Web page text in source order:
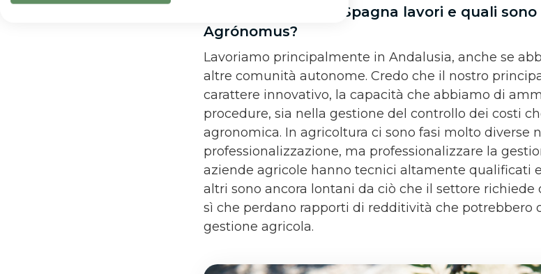
In quali zone della Spagna lavori e quali
Agrónomus?
Lavoriamo principalmente in Andalusia, anche se
altre comunità autonome. Credo che il nostro
carattere innovativo, la capacità che abbiamo di
procedure, sia nella gestione del controllo dei costi
agronomica. In agricoltura ci sono fasi molto diverse
professionalizzazione, ma professionalizzare la
aziende agricole hanno tecnici altamente qualificati
altri sono ancora lontani da ciò che il settore richiede
sì che perdano rapporti di redditività che potrebbero
gestione agricola.